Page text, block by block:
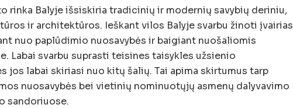
rinka Balyje išsiskiria tradicinių ir modernių savybių deriniu,
ir architektūros. Ieškant vilos Balyje svarbu žinoti įvairias
nuo paplūdimio nuosavybės ir baigiant nuošaliomis
Labai svarbu suprasti teisines taisykles užsienio
jos labai skiriasi nuo kitų šalių. Tai apima skirtumus tarp
nuosavybės bei vietinių nominuotųjų asmenų dalyvavimo
sandoriuose.